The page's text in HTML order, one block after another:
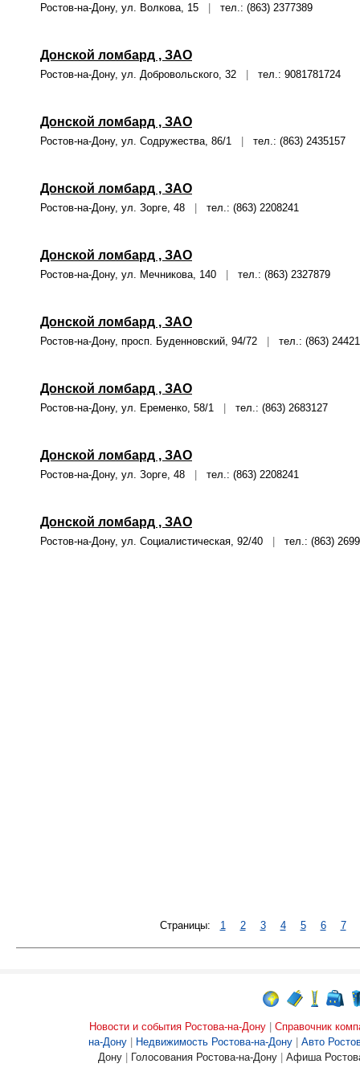
Ростов-на-Дону, ул. Волкова, 15 тел.: (863) 2377389
Донской ломбард , ЗАО
Ростов-на-Дону, ул. Добровольского, 32 тел.: 9081781724
Донской ломбард , ЗАО
Ростов-на-Дону, ул. Содружества, 86/1 тел.: (863) 2435157
Донской ломбард , ЗАО
Ростов-на-Дону, ул. Зорге, 48 тел.: (863) 2208241
Донской ломбард , ЗАО
Ростов-на-Дону, ул. Мечникова, 140 тел.: (863) 2327879
Донской ломбард , ЗАО
Ростов-на-Дону, просп. Буденновский, 94/72 тел.: (863)
Донской ломбард , ЗАО
Ростов-на-Дону, ул. Еременко, 58/1 тел.: (863) 2683127
Донской ломбард , ЗАО
Ростов-на-Дону, ул. Зорге, 48 тел.: (863) 2208241
Донской ломбард , ЗАО
Ростов-на-Дону, ул. Социалистическая, 92/40 тел.: (863)
Страницы: 1 2 3 4 5 6 7
Новости и события Ростова-на-Дону
Справочник
на-Дону
Недвижимость Ростова-на-Дону
Авто
Дону
Голосования Ростова-на-Дону Афиша